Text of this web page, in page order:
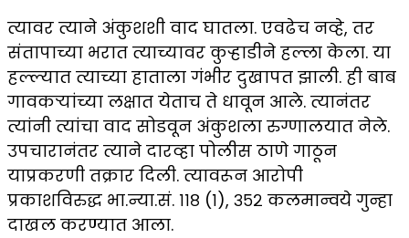
त्यावर त्याने अंकुशशी वाद घातला. एवढेच नव्हे, तर
संतापाच्या भरात त्याच्यावर कुऱ्हाडीने हल्ला केला. या
हल्ल्यात त्याच्या हाताला गंभीर दुखापत झाली. ही बाब
गावकऱ्यांच्या लक्षात येताच ते धावून आले. त्यानंतर
त्यांनी त्यांचा वाद सोडवून अंकुशला रुग्णालयात नेले.
उपचारानंतर त्याने दारव्हा पोलीस ठाणे गाठून
याप्रकरणी तक्रार दिली. त्यावरून आरोपी
प्रकाशविरुद्ध भा.न्या.सं. ११८ (१), ३५२ कलमान्वये गुन्हा
दाखल करण्यात आला.